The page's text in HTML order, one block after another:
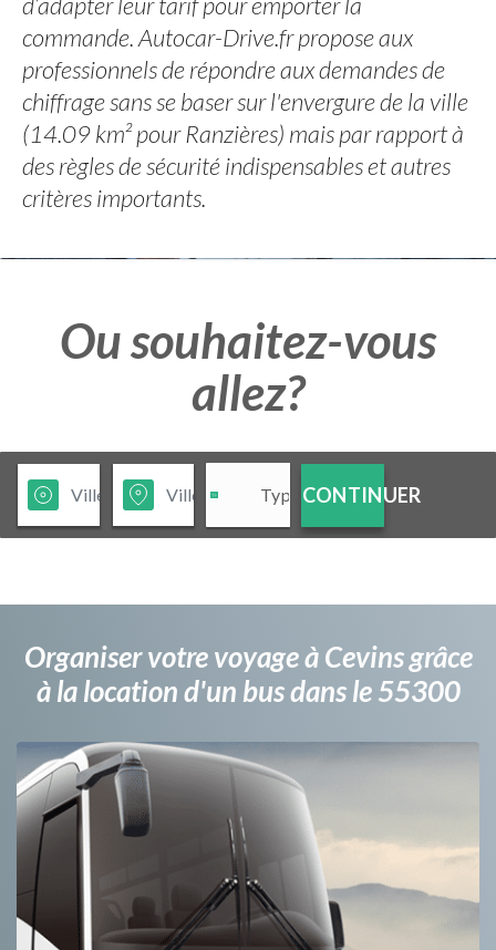
commande. Autocar-Drive.fr propose aux
professionnels de répondre aux demandes de
chiffrage sans se baser sur l'envergure de la ville
(14.09 km² pour Ranzières) mais par rapport à
des règles de sécurité indispensables et autres
critères importants.
Ou souhaitez-vous
allez?
CONTINUER
Organiser votre voyage à Cevins grâce
à la location d'un bus dans le 55300